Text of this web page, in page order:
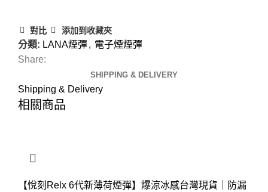
對比 添加到收藏夾
分類: LANA煙彈, 電子煙煙彈
Share:
SHIPPING & DELIVERY
Shipping & Delivery
相關商品
【悅刻Relx 6代新薄荷煙彈】爆涼冰感台灣現貨｜防漏